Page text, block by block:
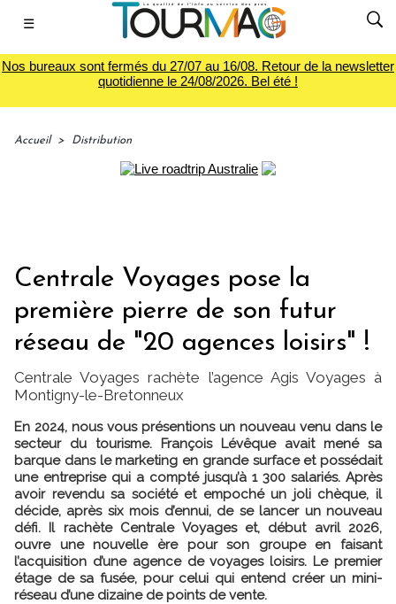
☰
Nos bureaux sont fermés du 27/07 au 16/08. Retour de la newsletter
quotidienne le 24/08/2026. Bel été !
Accueil > Distribution
Centrale Voyages pose la
première pierre de son futur
réseau de "20 agences loisirs" !
Centrale Voyages rachète l’agence Agis Voyages à
Montigny-le-Bretonneux
En 2024, nous vous présentions un nouveau venu dans le
secteur du tourisme. François Lévêque avait mené sa
barque dans le marketing en grande surface et possédait
une entreprise qui a compté jusqu’à 1 300 salariés. Après
avoir revendu sa société et empoché un joli chèque, il
décide, après six mois d’ennui, de se lancer un nouveau
défi. Il rachète Centrale Voyages et, début avril 2026,
ouvre une nouvelle ère pour son groupe en faisant
l’acquisition d’une agence de voyages loisirs. Le premier
étage de sa fusée, pour celui qui entend créer un mini-
réseau d’une dizaine de points de vente.